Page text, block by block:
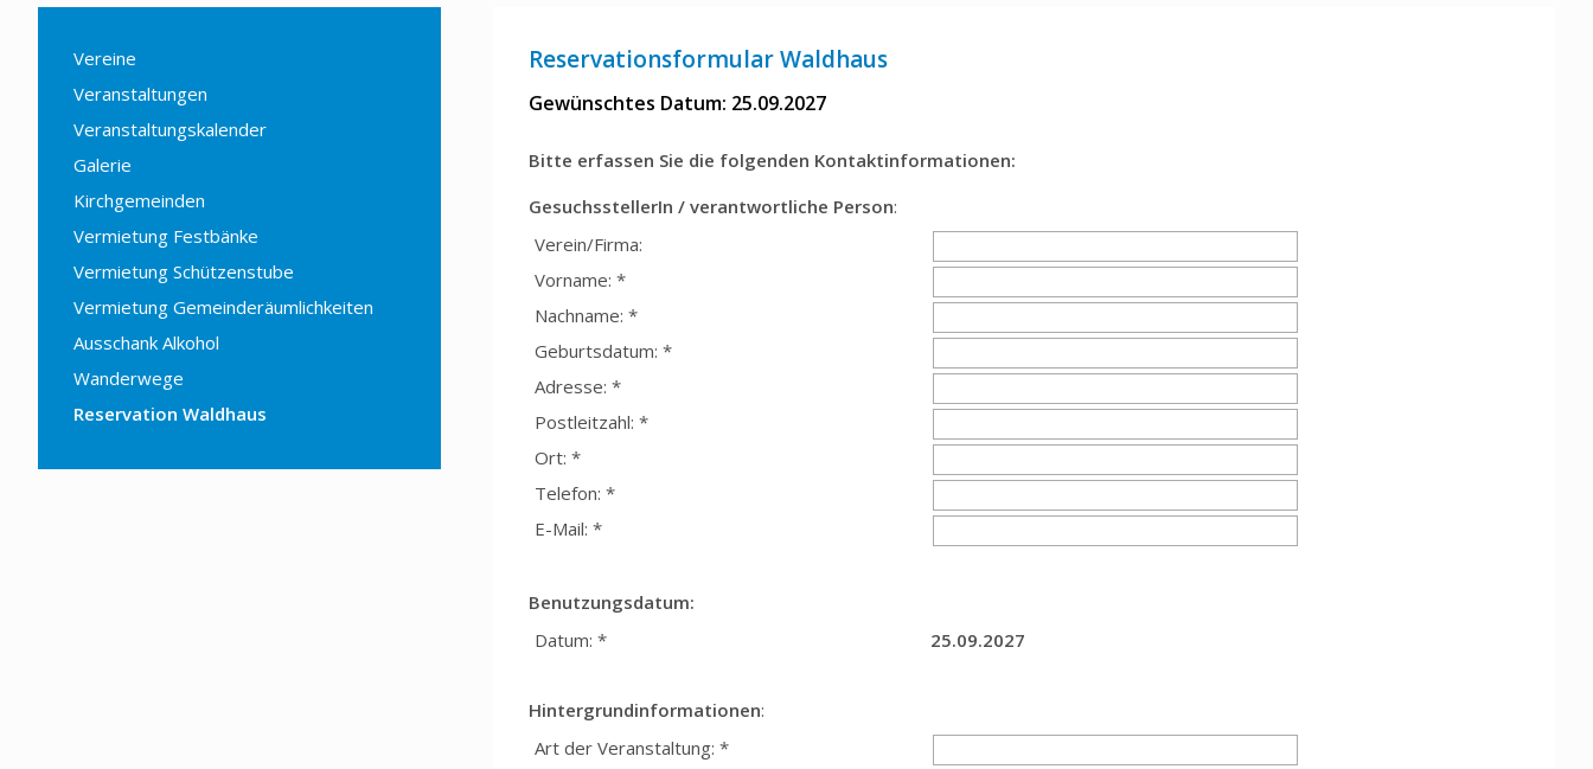
Vereine
Veranstaltungen
Veranstaltungskalender
Galerie
Kirchgemeinden
Vermietung Festbänke
Vermietung Schützenstube
Vermietung Gemeinderäumlichkeiten
Ausschank Alkohol
Wanderwege
Reservation Waldhaus
Reservationsformular Waldhaus
Gewünschtes Datum: 25.09.2027
Bitte erfassen Sie die folgenden Kontaktinformationen:
GesuchsstellerIn / verantwortliche Person:
Verein/Firma:
Vorname: *
Nachname: *
Geburtsdatum: *
Adresse: *
Postleitzahl: *
Ort: *
Telefon: *
E-Mail: *
Benutzungsdatum:
Datum: *
25.09.2027
Hintergrundinformationen:
Art der Veranstaltung: *